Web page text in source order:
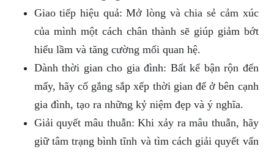
Giao tiếp hiệu quả: Mở lòng và chia sẻ cảm xúc
của mình một cách chân thành sẽ giúp giảm bớt
hiểu lầm và tăng cường mối quan hệ.
Dành thời gian cho gia đình: Bất kể bận rộn đến
mấy, hãy cố gắng sắp xếp thời gian để ở bên cạnh
gia đình, tạo ra những kỷ niệm đẹp và ý nghĩa.
Giải quyết mâu thuẫn: Khi xảy ra mâu thuẫn, hãy
giữ tâm trạng bình tĩnh và tìm cách giải quyết vấn